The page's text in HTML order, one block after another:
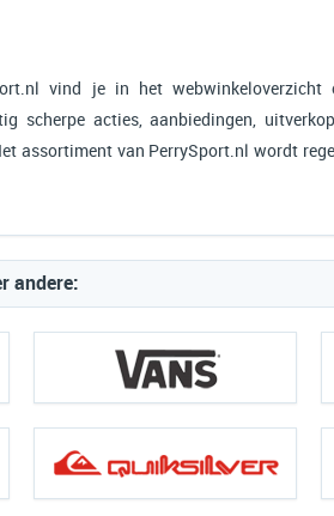
vind je in het webwinkeloverzicht
scherpe acties, aanbiedingen,
assortiment van PerrySport.nl wordt
andere: